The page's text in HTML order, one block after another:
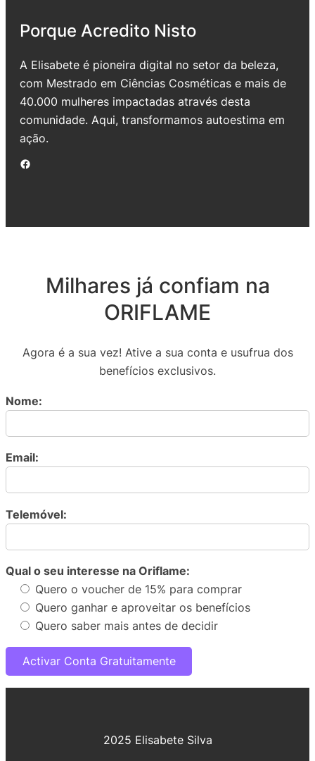
Porque Acredito Nisto
A Elisabete é pioneira digital no setor da beleza,
com Mestrado em Ciências Cosméticas e mais de
40.000 mulheres impactadas através desta
comunidade. Aqui, transformamos autoestima em
ação.
Facebook
Milhares já confiam na
ORIFLAME
Agora é a sua vez! Ative a sua conta e usufrua dos
benefícios exclusivos.
Nome:
Email:
Telemóvel:
Qual o seu interesse na Oriflame:
Quero o voucher de 15% para comprar
Quero ganhar e aproveitar os benefícios
Quero saber mais antes de decidir
2025 Elisabete Silva